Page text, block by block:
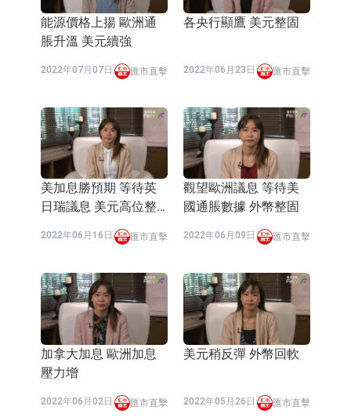
拉升，欣天科技(300615.CN)漲
19.97%
【異動股】港股跌幅榜前十，天瑞汽
車内飾(06162.HK)跌18.00%，德信服
務集團(02215.HK)跌16.33%
和光智成完成天使輪數千萬融資
10年期港元特區政府機構債券將於
能源價格上揚 歐洲通
脹升溫 美元續強
2022年07月07日 匯市直擊
各央行顯鷹 美元整固
2022年06月23日 匯市直擊
美加息勝預期 等待英
日瑞議息 美元高位整
2022年06月16日 匯市直擊
觀望歐洲議息 等待美
國通脹數據 外幣整固
2022年06月09日 匯市直擊
加拿大加息 歐洲加息
壓力增
2022年06月02日 匯市直擊
美元稍反彈 外幣回軟
2022年05月26日 匯市直擊